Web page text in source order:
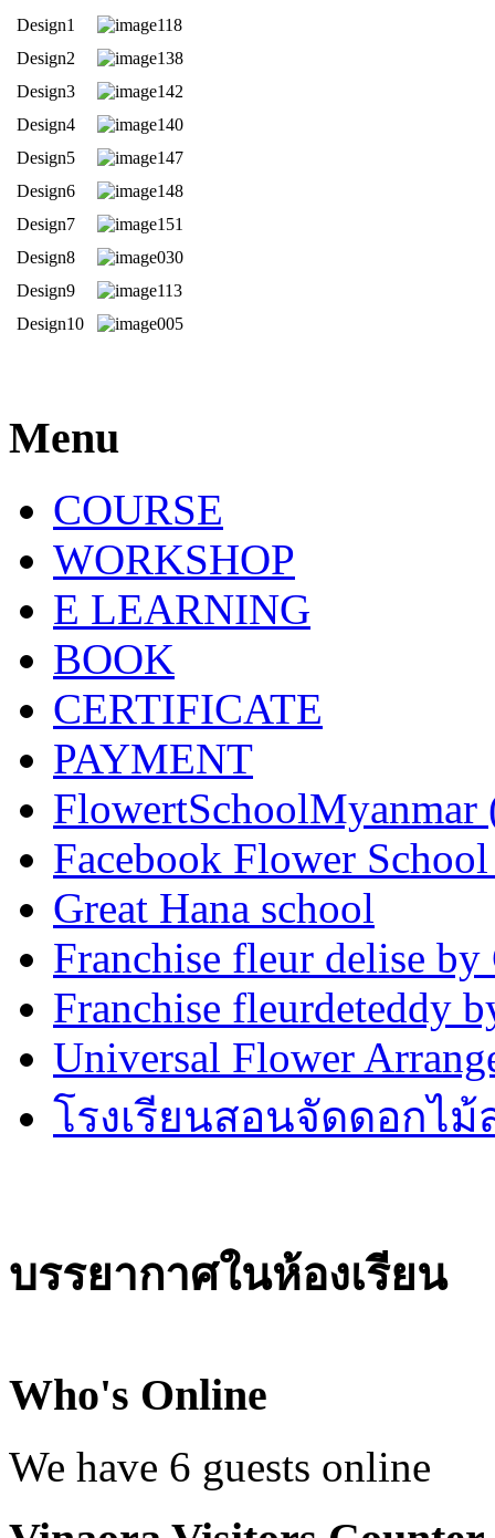
Design1
Design2
Design3
Design4
Design5
Design6
Design7
Design8
Design9
Design10
Menu
COURSE
WORKSHOP
E LEARNING
BOOK
CERTIFICATE
PAYMENT
FlowertSchoolMyanmar
Facebook Flower
Great Hana school
Franchise fleur delise
Franchise fleurdeteddy
Universal Flower
โรงเรียนสอนจัดดอกไม้
บรรยากาศในห้องเรียน
Who's Online
We have 6 guests online